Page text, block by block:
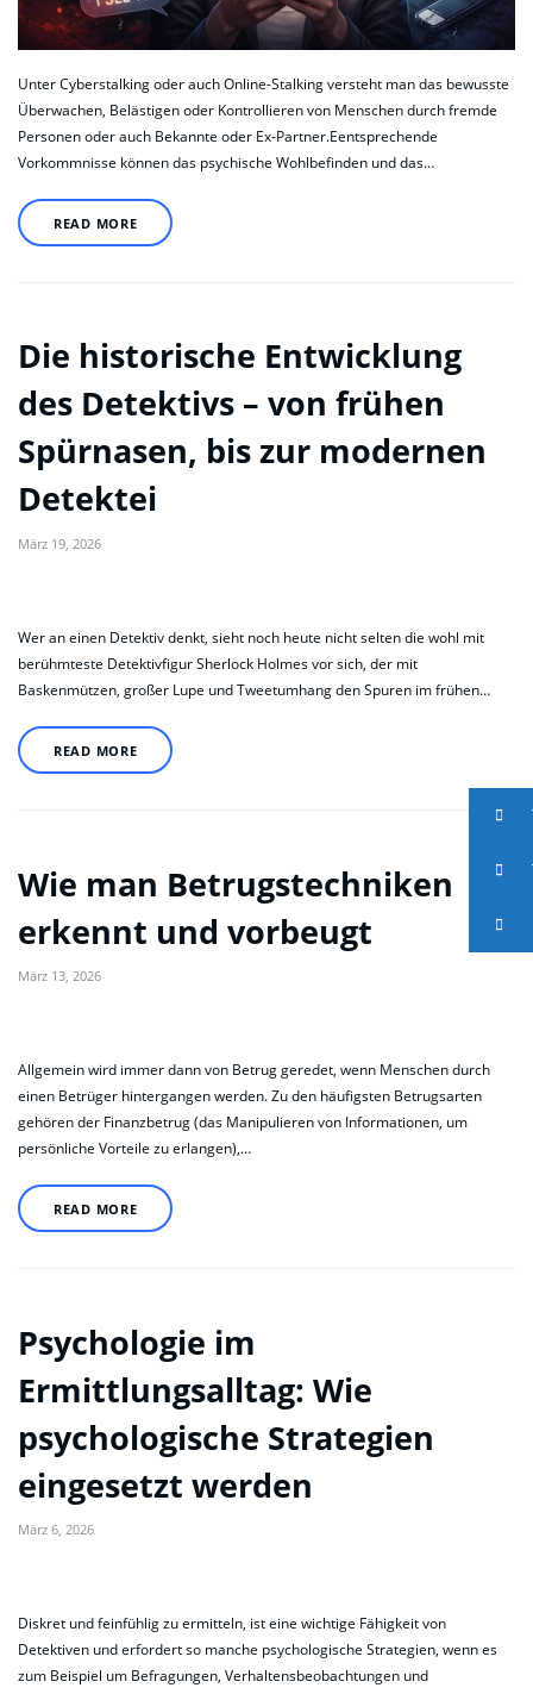
Unter Cyberstalking oder auch Online-Stalking versteht man das bewusste
Überwachen, Belästigen oder Kontrollieren von Menschen durch fremde
Personen oder auch Bekannte oder Ex-Partner.Eentsprechende
Vorkommnisse können das psychische Wohlbefinden und das…
READ MORE
Die historische Entwicklung
des Detektivs – von frühen
Spürnasen, bis zur modernen
Detektei
März 19, 2026
Wer an einen Detektiv denkt, sieht noch heute nicht selten die wohl mit
berühmteste Detektivfigur Sherlock Holmes vor sich, der mit
Baskenmützen, großer Lupe und Tweetumhang den Spuren im frühen…
READ MORE
Wie man Betrugstechniken
erkennt und vorbeugt
März 13, 2026
Allgemein wird immer dann von Betrug geredet, wenn Menschen durch
einen Betrüger hintergangen werden. Zu den häufigsten Betrugsarten
gehören der Finanzbetrug (das Manipulieren von Informationen, um
persönliche Vorteile zu erlangen),…
READ MORE
Psychologie im
Ermittlungsalltag: Wie
psychologische Strategien
eingesetzt werden
März 6, 2026
Diskret und feinfühlig zu ermitteln, ist eine wichtige Fähigkeit von
Detektiven und erfordert so manche psychologische Strategien, wenn es
zum Beispiel um Befragungen, Verhaltensbeobachtungen und